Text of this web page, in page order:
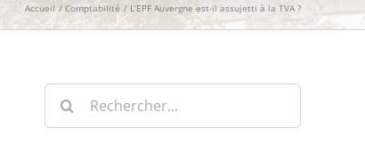
Accueil Comptabilité L’EPF Auvergne est-il assujetti à la TVA ?
Rechercher: